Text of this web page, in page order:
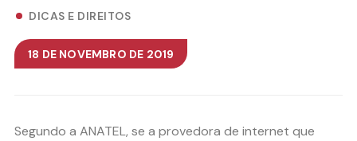
DICAS E DIREITOS
18 DE NOVEMBRO DE 2019
Segundo a ANATEL, se a provedora de internet que